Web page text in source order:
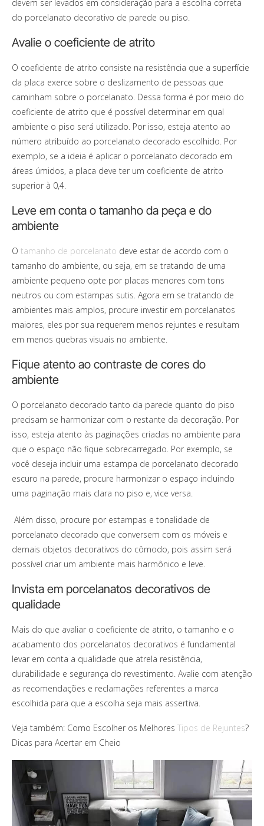
devem ser levados em consideração para a escolha correta
do porcelanato decorativo de parede ou piso.
Avalie o coeficiente de atrito
O coeficiente de atrito consiste na resistência que a superfície
da placa exerce sobre o deslizamento de pessoas que
caminham sobre o porcelanato. Dessa forma é por meio do
coeficiente de atrito que é possível determinar em qual
ambiente o piso será utilizado. Por isso, esteja atento ao
número atribuído ao porcelanato decorado escolhido. Por
exemplo, se a ideia é aplicar o porcelanato decorado em
áreas úmidos, a placa deve ter um coeficiente de atrito
superior à 0,4.
Leve em conta o tamanho da peça e do
ambiente
O tamanho de porcelanato deve estar de acordo com o
tamanho do ambiente, ou seja, em se tratando de uma
ambiente pequeno opte por placas menores com tons
neutros ou com estampas sutis. Agora em se tratando de
ambientes mais amplos, procure investir em porcelanatos
maiores, eles por sua requerem menos rejuntes e resultam
em menos quebras visuais no ambiente.
Fique atento ao contraste de cores do
ambiente
O porcelanato decorado tanto da parede quanto do piso
precisam se harmonizar com o restante da decoração. Por
isso, esteja atento às paginações criadas no ambiente para
que o espaço não fique sobrecarregado. Por exemplo, se
você deseja incluir uma estampa de porcelanato decorado
escuro na parede, procure harmonizar o espaço incluindo
uma paginação mais clara no piso e, vice versa.
Além disso, procure por estampas e tonalidade de
porcelanato decorado que conversem com os móveis e
demais objetos decorativos do cômodo, pois assim será
possível criar um ambiente mais harmônico e leve.
Invista em porcelanatos decorativos de
qualidade
Mais do que avaliar o coeficiente de atrito, o tamanho e o
acabamento dos porcelanatos decorativos é fundamental
levar em conta a qualidade que atrela resistência,
durabilidade e segurança do revestimento. Avalie com atenção
as recomendações e reclamações referentes a marca
escolhida para que a escolha seja mais assertiva.
Veja também: Como Escolher os Melhores Tipos de Rejuntes?
Dicas para Acertar em Cheio